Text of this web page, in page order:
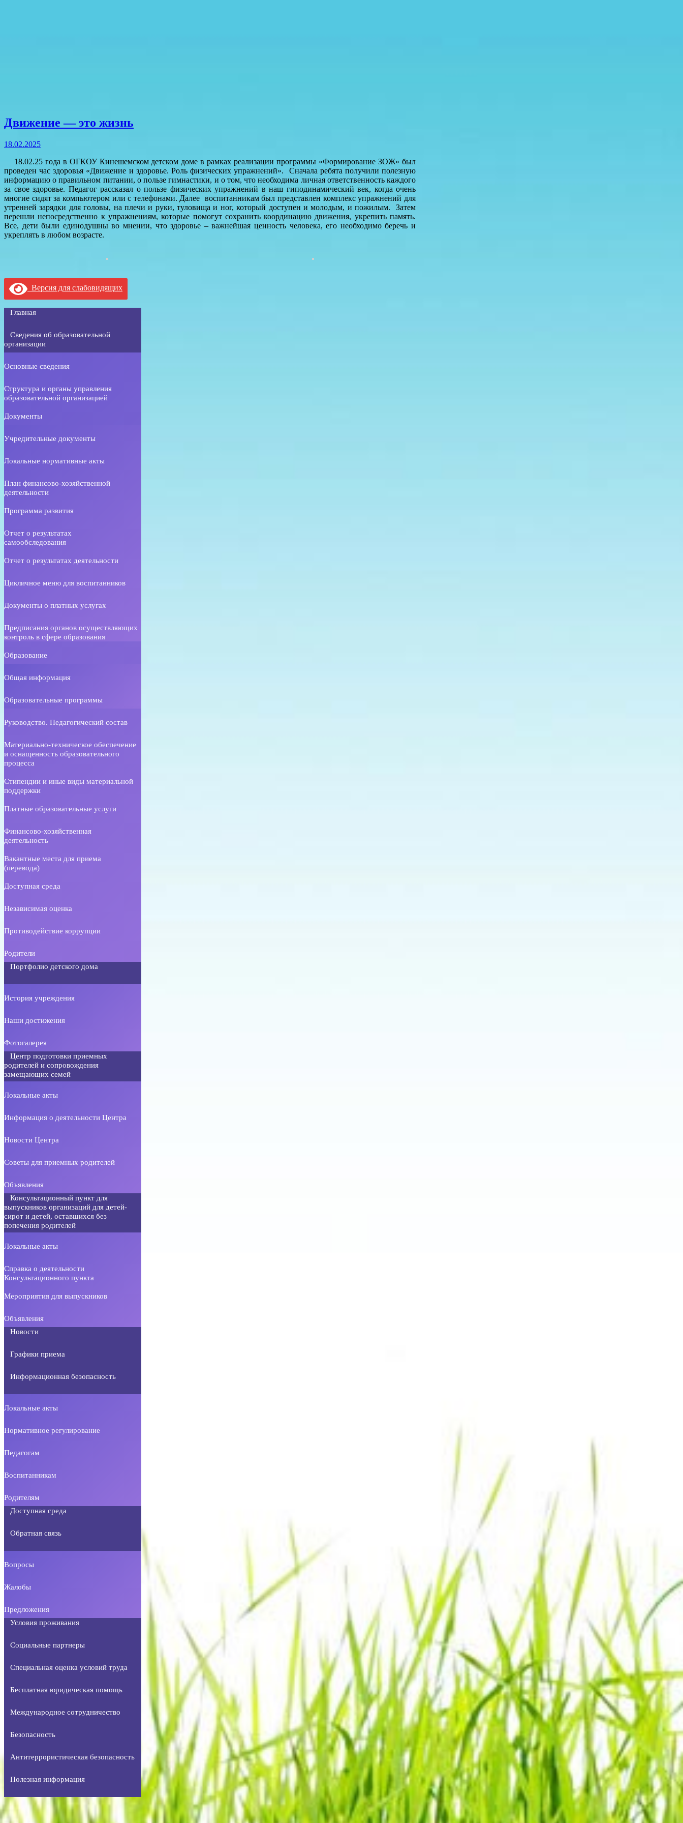
Движение — это жизнь
18.02.2025
18.02.25 года в ОГКОУ Кинешемском детском доме в рамках реализации программы «Формирование ЗОЖ» был
проведен час здоровья «Движение и здоровье. Роль физических упражнений». Сначала ребята получили полезную
информацию о правильном питании, о пользе гимнастики, и о том, что необходима личная ответственность каждого
за свое здоровье. Педагог рассказал о пользе физических упражнений в наш гиподинамический век, когда очень
многие сидят за компьютером или с телефонами. Далее воспитанникам был представлен комплекс упражнений для
утренней зарядки для головы, на плечи и руки, туловища и ног, который доступен и молодым, и пожилым. Затем
перешли непосредственно к упражнениям, которые помогут сохранить координацию движения, укрепить память.
Все, дети были единодушны во мнении, что здоровье – важнейшая ценность человека, его необходимо беречь и
укреплять в любом возрасте.
Версия для слабовидящих
Главная
Сведения об образовательной
организации
Основные сведения
Структура и органы управления
образовательной организацией
Документы
Учредительные документы
Локальные нормативные акты
План финансово-хозяйственной
деятельности
Программа развития
Отчет о результатах
самообследования
Отчет о результатах деятельности
Цикличное меню для воспитанников
Документы о платных услугах
Предписания органов осуществляющих
контроль в сфере образования
Образование
Общая информация
Образовательные программы
Руководство. Педагогический состав
Материально-техническое обеспечение
и оснащенность образовательного
процесса
Стипендии и иные виды материальной
поддержки
Платные образовательные услуги
Финансово-хозяйственная
деятельность
Вакантные места для приема
(перевода)
Доступная среда
Независимая оценка
Противодействие коррупции
Родители
Портфолио детского дома
История учреждения
Наши достижения
Фотогалерея
Центр подготовки приемных
родителей и сопровождения
замещающих семей
Локальные акты
Информация о деятельности Центра
Новости Центра
Советы для приемных родителей
Объявления
Консультационный пункт для
выпускников организаций для детей-
сирот и детей, оставшихся без
попечения родителей
Локальные акты
Справка о деятельности
Консультационного пункта
Мероприятия для выпускников
Объявления
Новости
Графики приема
Информационная безопасность
Локальные акты
Нормативное регулирование
Педагогам
Воспитанникам
Родителям
Доступная среда
Обратная связь
Вопросы
Жалобы
Предложения
Условия проживания
Социальные партнеры
Специальная оценка условий труда
Бесплатная юридическая помощь
Международное сотрудничество
Безопасность
Антитеррористическая безопасность
Полезная информация